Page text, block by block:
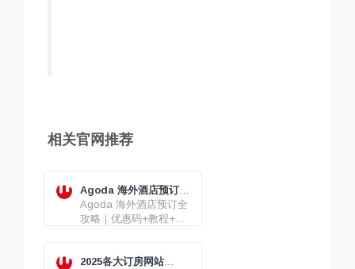
相关官网推荐
Agoda 海外酒店预订全
攻略｜优惠码+教程+避
坑
Agoda 海外酒店预订全
攻略｜优惠码+教程+避
2025各大订房网站